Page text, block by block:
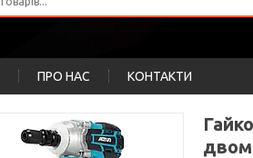
ПРО НАС КОНТАКТИ